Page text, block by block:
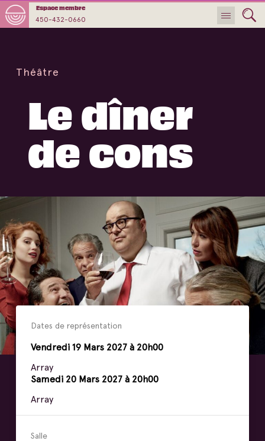
450-432-0660
Espace membre
Théâtre
Le dîner
de cons
Dates de représentation
Vendredi 19 Mars 2027 à 20h00
Array
Samedi 20 Mars 2027 à 20h00
Array
Salle